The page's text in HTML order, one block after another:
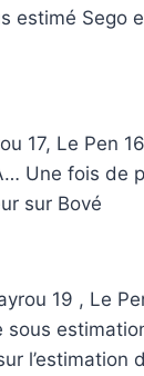
estimé
17, Le Pen
Une fois
sur Bové
19 , Le
sous
l’estimation